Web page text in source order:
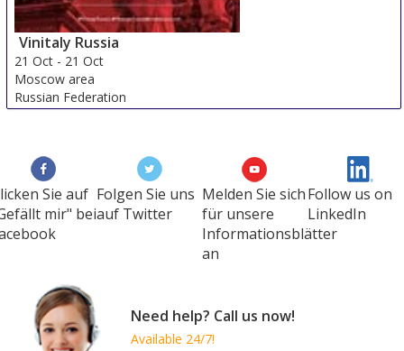
Vinitaly Russia
21 Oct - 21 Oct
Moscow area
Russian Federation
Sie auf
mir" bei
Folgen Sie uns
auf Twitter
Melden Sie sich
für unsere
Informationsblätter
an
Follow us on
LinkedIn
Need help? Call us now!
Available 24/7!